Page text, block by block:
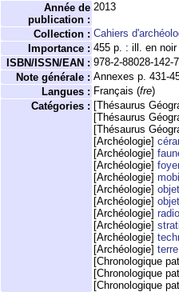
Année de
publication :
2013
Collection : Cahiers
Importance : 455 p. : ill. en
ISBN/ISSN/EAN : 978-2-88028-142-7
Note générale : Annexes p. 431-
Langues : Français (fre)
Catégories : [Thésaurus
[Thésaurus
[Thésaurus
[Archéologie]
[Archéologie]
[Archéologie]
[Archéologie]
[Archéologie]
[Archéologie]
[Archéologie]
[Archéologie]
[Archéologie]
[Archéologie]
[Chronologique
[Chronologique
[Chronologique